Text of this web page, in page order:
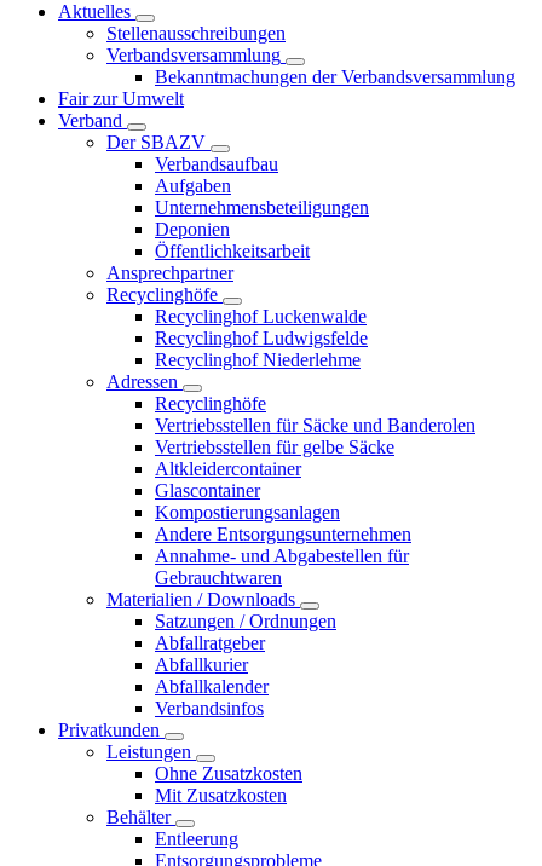
Aktuelles
Stellenausschreibungen
Verbandsversammlung
Bekanntmachungen der Verbandsversammlung
Fair zur Umwelt
Verband
Der SBAZV
Verbandsaufbau
Aufgaben
Unternehmensbeteiligungen
Deponien
Öffentlichkeitsarbeit
Ansprechpartner
Recyclinghöfe
Recyclinghof Luckenwalde
Recyclinghof Ludwigsfelde
Recyclinghof Niederlehme
Adressen
Recyclinghöfe
Vertriebsstellen für Säcke und Banderolen
Vertriebsstellen für gelbe Säcke
Altkleidercontainer
Glascontainer
Kompostierungsanlagen
Andere Entsorgungsunternehmen
Annahme- und Abgabestellen für
Gebrauchtwaren
Materialien / Downloads
Satzungen / Ordnungen
Abfallratgeber
Abfallkurier
Abfallkalender
Verbandsinfos
Privatkunden
Leistungen
Ohne Zusatzkosten
Mit Zusatzkosten
Behälter
Entleerung
Entsorgungsprobleme